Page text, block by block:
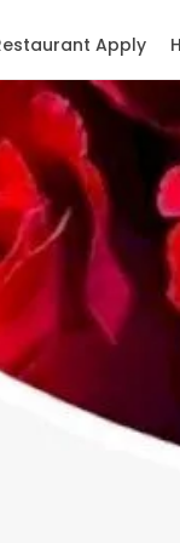
Apply